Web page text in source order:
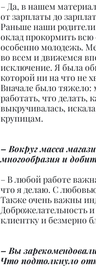
– Да, в нашем
от зарплаты до
Раньше наши
оклад прокормить всю
особенно молодежь.
во всем и движемся
исключение. Я была
которой ни на что не
Вначале было тяжело:
работать, что делать,
выкручивалась,
крупицам.
– Вокруг масса
многообразия и
– В любой работе
что я делаю. С
Также очень важны
Доброжелательность
клиентку и безмерно
– Вы
Что подтолкнуло